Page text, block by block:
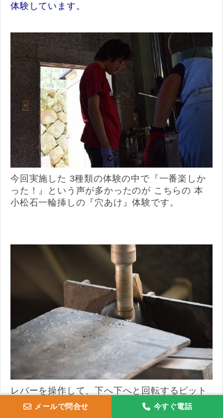
体験しています。
今回実施した 3種類の体験の中で『一番楽しか
った！』という声が多かったのが こちらの 本
小松石一輪挿しの『穴あけ』体験です。
レバーを操作して、下へ下へと回転するビット
により 穴あけの作業を進めていきます。
メールで問合せ 今すぐ電話